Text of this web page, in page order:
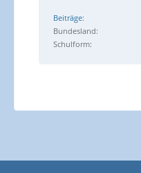
Beiträge
Bundesland
Schulform